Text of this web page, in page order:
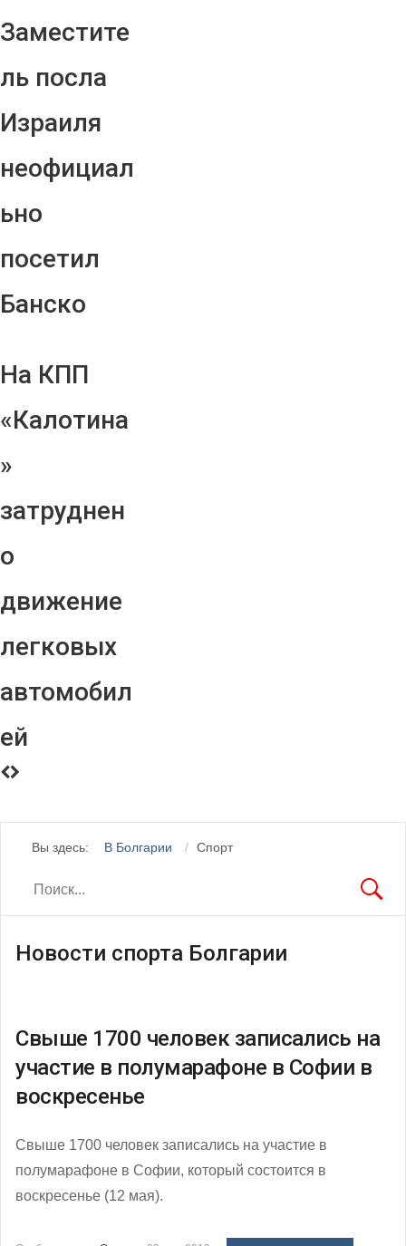
Заместите
ль посла
Израиля
неофициал
ьно
посетил
Банско
На КПП
«Калотина
»
затруднен
о
движение
легковых
автомобил
ей
Вы здесь: В Болгарии Спорт
Новости спорта Болгарии
Свыше 1700 человек записались на
участие в полумарафоне в Софии в
воскресенье
Свыше 1700 человек записались на участие в
полумарафоне в Софии, который состоится в
воскресенье (12 мая).